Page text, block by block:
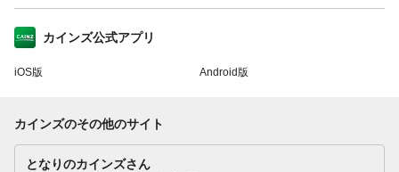
カインズ公式アプリ
iOS版 Android版
カインズのその他のサイト
となりのカインズさん